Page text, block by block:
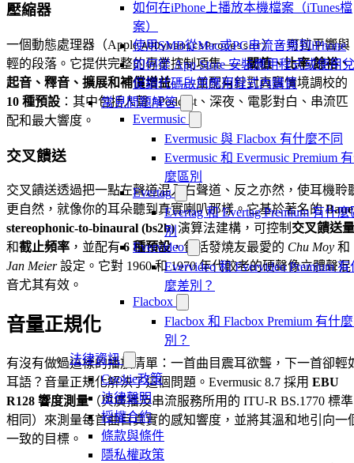
如何在iPhone上播放本機檔案（iTunes檔
案）
使用SMB從Mac或PC串流音樂到iPhone
如何從 App Store 安裝應用程式或使用
促銷代碼啟用應用程式內購買
常見問題解答
Evermusic
Evermusic 與 Flacbox 有什麼不同
Evermusic 和 Evermusic Premium
麼區別
Evertag
Evertag 和 Evertag Premium 有什麼
別
Evervideo
Evervideo 和 Evervideo Premium 有
麼差別？
Flacbox
Flacbox 和 Flacbox Premium 有什
別？
法律資訊
Cookie政策
法律聲明
授權合約
條款與條件
隱私權政策
壓縮器
一個動態處理器（AppleAUDynamicsProcessor），可拉平響與
輕的段落。它提供完整的專業控制項集——閾值、比率/餘裕、
起音、釋音、擴展和補償增益——並配有針對真實情境調校的
10 種預設 ：其中包括人聲 / Podcast、深夜、電影對白、串流匹
配和最大響度。
交叉饋送
交叉饋送透過把一點左聲道混入右聲道、反之亦然，使耳機聆
更自然，就像你的耳朵聽到真實喇叭那樣。它基於著名的
stereophonic-to-binaural (bs2b)演算法建構，可控制 交叉饋送量
和截止頻率 ，並配有6 種預設，包括發燒友最愛的 Chu Moy 和
Jan Meier設定。它對 1960 和 1970 年代較老的硬聲像立體聲混
音尤其有效。
音量正規化
有沒有做過這樣的播放清單：一首曲目震耳欲聾，下一首卻輕
耳語？音量正規化解決了這個問題。Evermusic 8.7 採用 EBU
R128 響度測量（與廣播及串流服務所用的 ITU-R BS.1770 標準
相同）來測量每首曲目真實的感知響度，並將其溫和地引向一
一致的目標。